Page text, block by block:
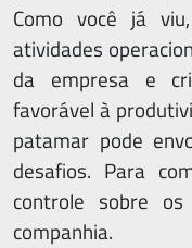
Como você já
atividades
da empresa e
favorável à
patamar pode
desafios. Para
controle sobre
companhia.